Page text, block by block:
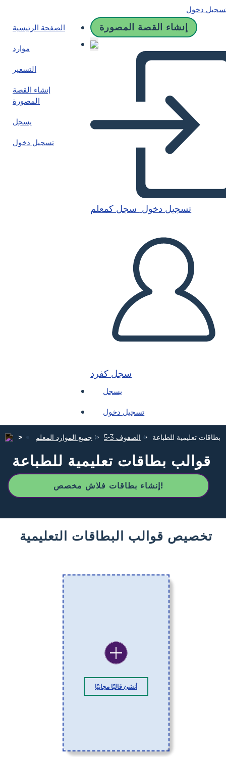
دخول
الصفحة الرئيسية
موارد
التسعير
إنشاء القصة
المصورة
يسجل
تسجيل دخول
إنشاء القصة المصورة
تسجيل دخول سجل كمعلم
سجل كفرد
يسجل
تسجيل دخول
جميع الموارد المعلم الصفوف 3-5 بطاقات تعليمية للطباعة
قوالب بطاقات تعليمية للطباعة
إنشاء بطاقات فلاش مخصص!
تخصيص قوالب البطاقات التعليمية
أنشئ قالبًا مجانيًا